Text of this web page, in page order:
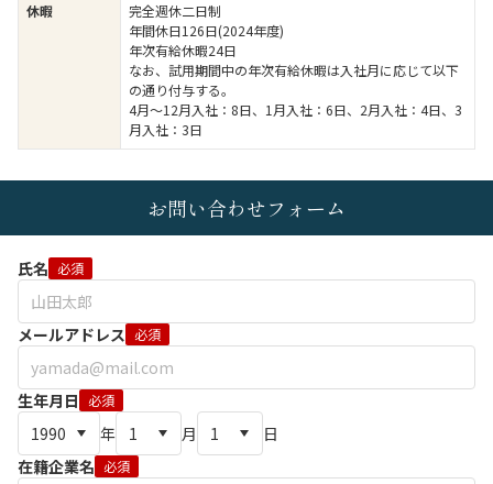
休暇
完全週休二日制
年間休日126日(2024年度)
年次有給休暇24日
なお、試用期間中の年次有給休暇は入社月に応じて以下
の通り付与する。
4月～12月入社：8日、1月入社：6日、2月入社：4日、3
月入社：3日
お問い合わせフォーム
氏名 必須
メールアドレス 必須
生年月日 必須
年 月
日
在籍企業名 必須